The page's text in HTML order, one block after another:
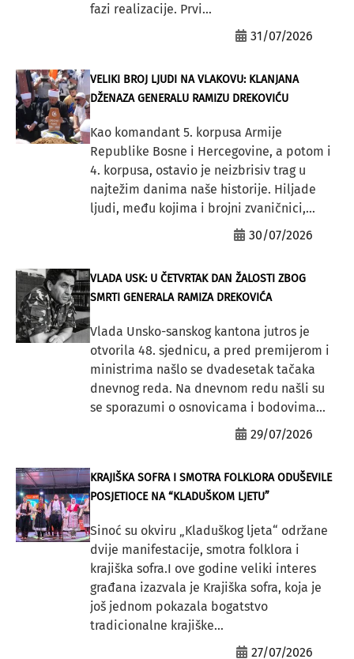
fazi realizacije. Prvi...
31/07/2026
VELIKI BROJ LJUDI NA VLAKOVU: KLANJANA
DŽENAZA GENERALU RAMIZU DREKOVIĆU
Kao komandant 5. korpusa Armije
Republike Bosne i Hercegovine, a potom i
4. korpusa, ostavio je neizbrisiv trag u
najtežim danima naše historije. Hiljade
ljudi, među kojima i brojni zvaničnici,...
30/07/2026
VLADA USK: U ČETVRTAK DAN ŽALOSTI ZBOG
SMRTI GENERALA RAMIZA DREKOVIĆA
Vlada Unsko-sanskog kantona jutros je
otvorila 48. sjednicu, a pred premijerom i
ministrima našlo se dvadesetak tačaka
dnevnog reda. Na dnevnom redu našli su
se sporazumi o osnovicama i bodovima...
29/07/2026
KRAJIŠKA SOFRA I SMOTRA FOLKLORA ODUŠEVILE
POSJETIOCE NA “KLADUŠKOM LJETU”
Sinoć su okviru „Kladuškog ljeta“ održane
dvije manifestacije, smotra folklora i
krajiška sofra.I ove godine veliki interes
građana izazvala je Krajiška sofra, koja je
još jednom pokazala bogatstvo
tradicionalne krajiške...
27/07/2026